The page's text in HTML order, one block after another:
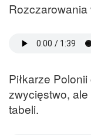
Piłkarze
zwycięstwo,
tabeli.